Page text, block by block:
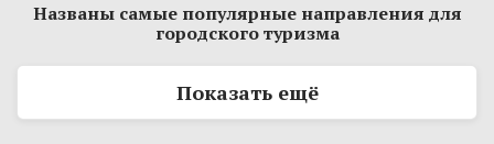
Названы самые популярные направления для
городского туризма
Показать ещё